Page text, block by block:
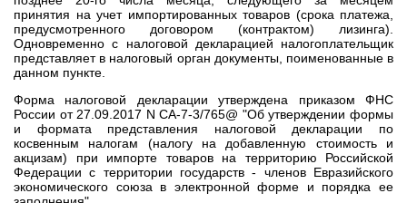
принятия на учет импортированных товаров (срока платежа,
предусмотренного договором (контрактом) лизинга).
Одновременно с налоговой декларацией налогоплательщик
представляет в налоговый орган документы, поименованные в
данном пункте.
Форма налоговой декларации утверждена приказом ФНС
России от 27.09.2017 N СА-7-3/765@ "Об утверждении формы
и формата представления налоговой декларации по
косвенным налогам (налогу на добавленную стоимость и
акцизам) при импорте товаров на территорию Российской
Федерации с территории государств - членов Евразийского
экономического союза в электронной форме и порядка ее